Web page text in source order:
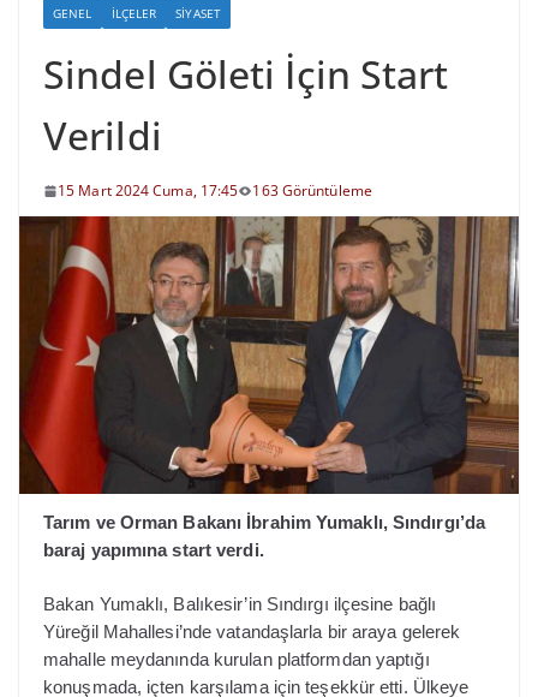
GENEL İLÇELER SIYASET
Sindel Göleti İçin Start
Verildi
15 Mart 2024 Cuma, 17:45 163 Görüntüleme
Tarım ve Orman Bakanı İbrahim Yumaklı, Sındırgı’da
baraj yapımına start verdi.
Bakan Yumaklı, Balıkesir’in Sındırgı ilçesine bağlı
Yüreğil Mahallesi’nde vatandaşlarla bir araya gelerek
mahalle meydanında kurulan platformdan yaptığı
konuşmada, içten karşılama için teşekkür etti. Ülkeye